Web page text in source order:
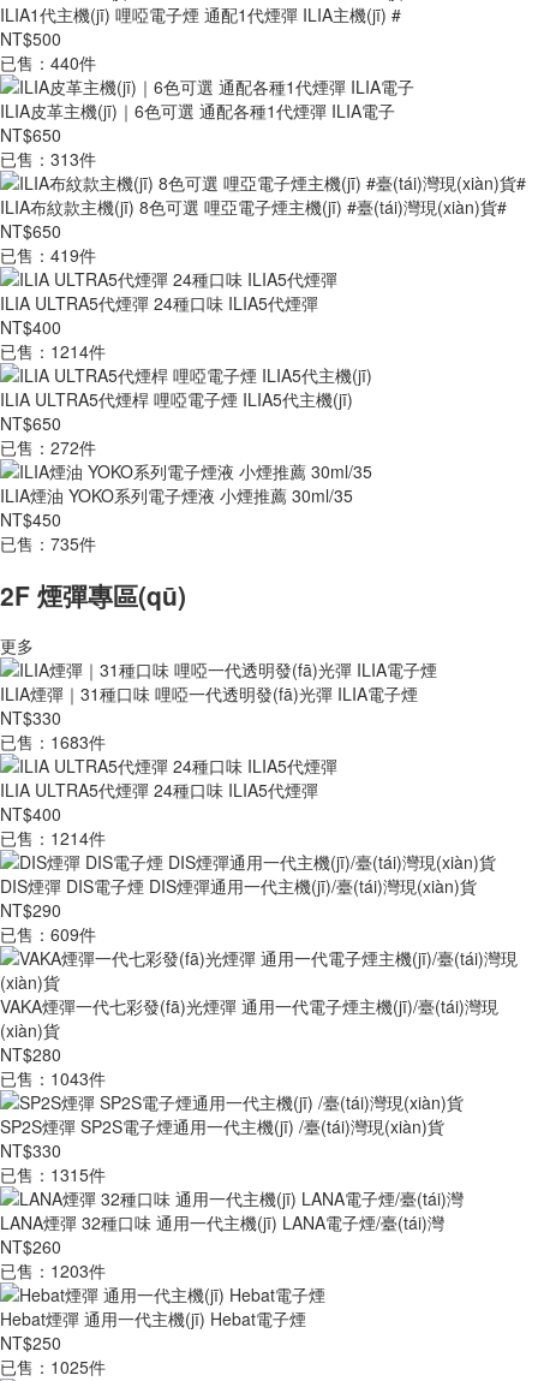
ILIA1代主機(jī) 哩啞電子煙 通配1代煙彈 ILIA主機(jī) #
NT$500
已售：440件
ILIA皮革主機(jī)｜6色可選 通配各種1代煙彈 ILIA電子
NT$650
已售：313件
ILIA布紋款主機(jī) 8色可選 哩亞電子煙主機(jī) #臺(tái)灣現(xiàn)貨#
NT$650
已售：419件
ILIA ULTRA5代煙彈 24種口味 ILIA5代煙彈
NT$400
已售：1214件
ILIA ULTRA5代煙桿 哩啞電子煙 ILIA5代主機(jī)
NT$650
已售：272件
ILIA煙油 YOKO系列電子煙液 小煙推薦 30ml/35
NT$450
已售：735件
2F 煙彈專區(qū)
更多
ILIA煙彈｜31種口味 哩啞一代透明發(fā)光彈 ILIA電子煙
NT$330
已售：1683件
ILIA ULTRA5代煙彈 24種口味 ILIA5代煙彈
NT$400
已售：1214件
DIS煙彈 DIS電子煙 DIS煙彈通用一代主機(jī)/臺(tái)灣現(xiàn)貨
NT$290
已售：609件
VAKA煙彈一代七彩發(fā)光煙彈 通用一代電子煙主機(jī)/臺(tái)灣現
(xiàn)貨
NT$280
已售：1043件
SP2S煙彈 SP2S電子煙通用一代主機(jī) /臺(tái)灣現(xiàn)貨
NT$330
已售：1315件
LANA煙彈 32種口味 通用一代主機(jī) LANA電子煙/臺(tái)灣
NT$260
已售：1203件
Hebat煙彈 通用一代主機(jī) Hebat電子煙
NT$250
已售：1025件